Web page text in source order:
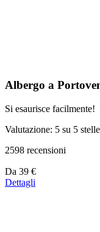
Albergo a
Si esaurisce facilmente!
Valutazione: 5 su 5 stelle
2598 recensioni
Prezzo
a
Da 39 €
Dettagli